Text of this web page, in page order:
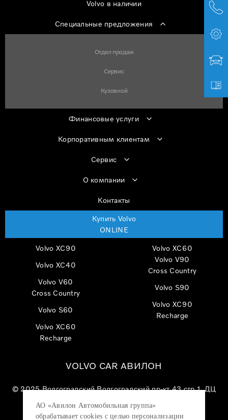
АО «Авилон Автомобильная группа»
обрабатывает cookies с целью персонализации
Volvo в наличии
Специальные предложения
Отдел продаж
Сервис
Кузовной
Финансовые услуги
Корпоративным клиентам
Сервис
О компании
Контакты
Купить Volvo
ONLINE
Volvo XC90
Volvo XC60
Volvo XC40
Volvo V90
Cross Country
Volvo V60
Cross Country
Volvo S90
Volvo S60
Volvo XC90
Recharge
Volvo XC60
Recharge
VOLVO CAR АВИЛОН
© 2025Волгоградский Волгоградский пр-кт 43 стр 1, ДЦ
АО «Авилон АГ», ОГРН 1027700000151, ИНН